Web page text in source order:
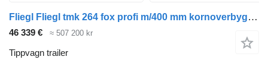
Fliegl Fliegl tmk 264 fox profi m/400 mm kornoverbygning
46 339 € ≈ 507 200 kr
Tippvagn trailer